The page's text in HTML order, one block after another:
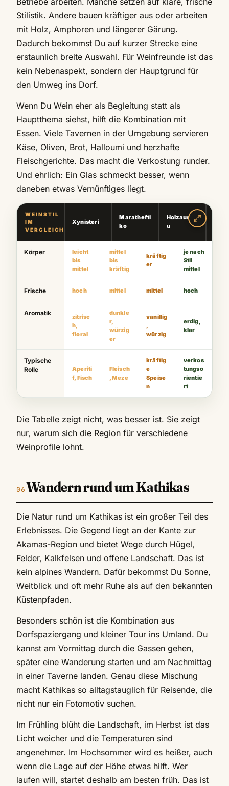
Stilistik. Andere bauen kräftiger aus oder arbeiten
mit Holz, Amphoren und längerer Gärung.
Dadurch bekommst Du auf kurzer Strecke eine
erstaunlich breite Auswahl. Für Weinfreunde ist das
kein Nebenaspekt, sondern der Hauptgrund für
den Umweg ins Dorf.
Wenn Du Wein eher als Begleitung statt als
Hauptthema siehst, hilft die Kombination mit
Essen. Viele Tavernen in der Umgebung servieren
Käse, Oliven, Brot, Halloumi und herzhafte
Fleischgerichte. Das macht die Verkostung runder.
Und ehrlich: Ein Glas schmeckt besser, wenn
daneben etwas Vernünftiges liegt.
WEINSTIL
IM
VERGLEICH
Xynisteri
Marathefti
ko
Holzausba
u
Körper
leicht
bis
mittel
mittel
bis
kräftig
kräftig
er
je nach
Stil
mittel
Frische hoch mittel mittel hoch
Aromatik
zitrisc
h,
floral
dunkle
r,
würzig
er
vanillig
,
würzig
erdig,
klar
Typische
Rolle
Aperiti
f, Fisch
Fleisch
, Meze
kräftig
e
Speise
n
verkos
tungso
rientie
rt
Die Tabelle zeigt nicht, was besser ist. Sie zeigt
nur, warum sich die Region für verschiedene
Weinprofile lohnt.
Wandern rund um Kathikas
Die Natur rund um Kathikas ist ein großer Teil des
Erlebnisses. Die Gegend liegt an der Kante zur
Akamas-Region und bietet Wege durch Hügel,
Felder, Kalkfelsen und offene Landschaft. Das ist
kein alpines Wandern. Dafür bekommst Du Sonne,
Weitblick und oft mehr Ruhe als auf den bekannten
Küstenpfaden.
Besonders schön ist die Kombination aus
Dorfspaziergang und kleiner Tour ins Umland. Du
kannst am Vormittag durch die Gassen gehen,
später eine Wanderung starten und am Nachmittag
in einer Taverne landen. Genau diese Mischung
macht Kathikas so alltagstauglich für Reisende, die
nicht nur ein Fotomotiv suchen.
Im Frühling blüht die Landschaft, im Herbst ist das
Licht weicher und die Temperaturen sind
angenehmer. Im Hochsommer wird es heißer, auch
wenn die Lage auf der Höhe etwas hilft. Wer
laufen will, startet deshalb am besten früh. Das ist